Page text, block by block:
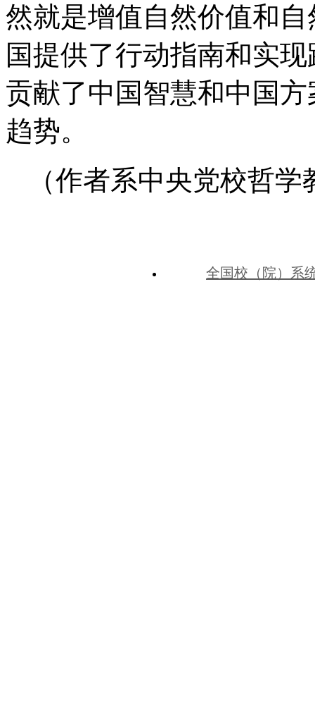
然就是增值自然价值和
国提供了行动指南和实
贡献了中国智慧和中国
趋势。
（作者系中央党校哲
全国校（院）系